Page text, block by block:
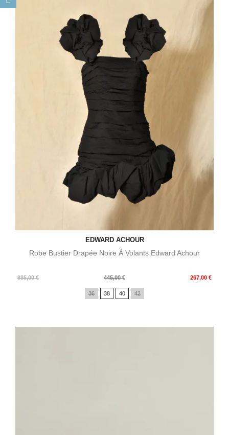
EDWARD ACHOUR
Robe Bustier Drapée Noire À Volants Edward Achour
885,00 €
Prix
445,00 € 267,00 €
Prix
36 38 40 42